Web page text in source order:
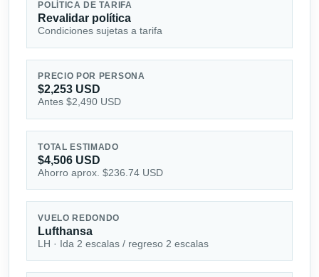
POLÍTICA DE TARIFA
Revalidar política
Condiciones sujetas a tarifa
PRECIO POR PERSONA
$2,253 USD
Antes $2,490 USD
TOTAL ESTIMADO
$4,506 USD
Ahorro aprox. $236.74 USD
VUELO REDONDO
Lufthansa
LH · Ida 2 escalas / regreso 2 escalas